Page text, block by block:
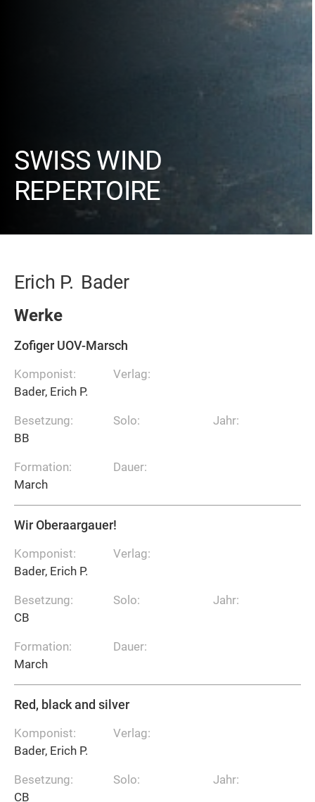
SWISS WIND
REPERTOIRE
Erich P. Bader
Werke
Zofiger UOV-Marsch
Komponist:
Bader, Erich P.
Besetzung:
BB
Formation:
March
Verlag:
Solo:
Dauer:
Jahr:
Wir Oberaargauer!
Komponist:
Bader, Erich P.
Besetzung:
CB
Formation:
March
Verlag:
Solo:
Dauer:
Jahr:
Red, black and silver
Komponist:
Bader, Erich P.
Besetzung:
CB
Verlag:
Solo: Jahr: